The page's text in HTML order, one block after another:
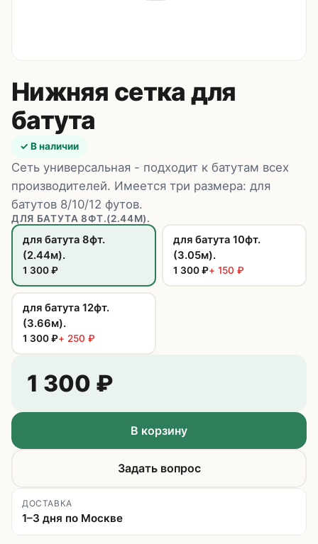
пн–сб, 10:00–20:00
Zakaz.HappyBaby2000@ya.ru
Нижняя сетка для
батута
✓ В наличии
Сеть универсальная - подходит к батутам всех
производителей. Имеется три размера: для
батутов 8/10/12 футов.
ДЛЯ БАТУТА 8ФТ.(2.44М).
для батута 8фт.
(2.44м).
1 300₽
для батута 10фт.
(3.05м).
1 300₽+ 150 ₽
для батута 12фт.
(3.66м).
1 300₽+ 250 ₽
1 300 ₽
В корзину
Задать вопрос
ДОСТАВКА
1–3 дня по Москве